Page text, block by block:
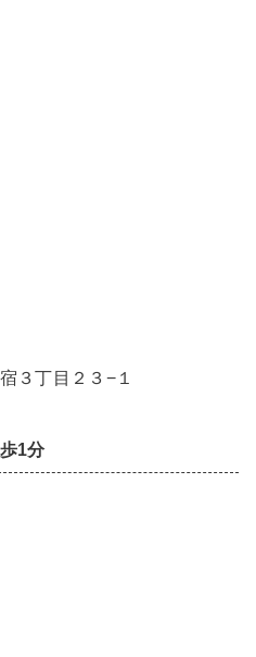
３丁目２３−１
1分